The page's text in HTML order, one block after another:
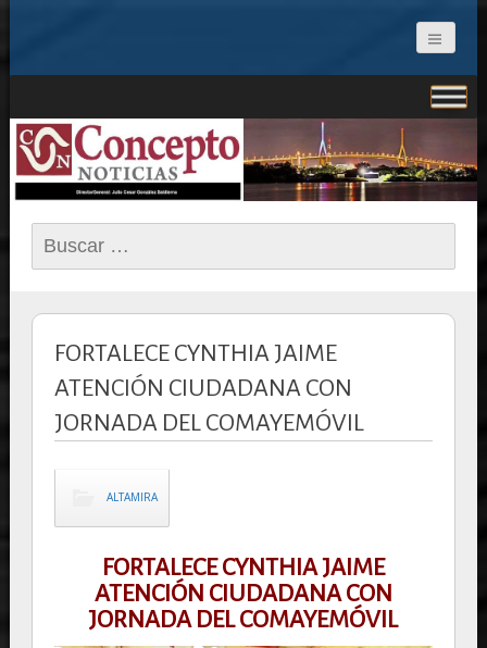
CONCEPTO NOTICIAS
Buscar:
FORTALECE CYNTHIA JAIME
ATENCIÓN CIUDADANA CON
JORNADA DEL COMAYEMÓVIL
ALTAMIRA
FORTALECE CYNTHIA JAIME
ATENCIÓN CIUDADANA CON
JORNADA DEL COMAYEMÓVIL